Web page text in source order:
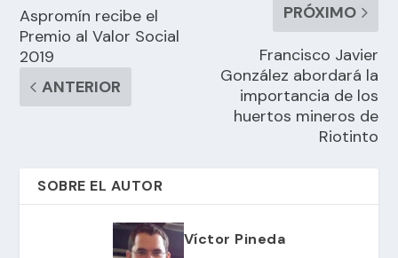
Aspromín recibe el
Premio al Valor Social
2019
ANTERIOR
PRÓXIMO
Francisco Javier
González abordará la
importancia de los
huertos mineros de
Riotinto
SOBRE EL AUTOR
Víctor Pineda